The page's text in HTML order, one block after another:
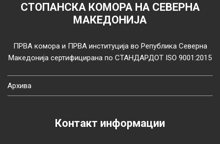
СТОПАНСКА КОМОРА НА СЕВЕРНА
МАКЕДОНИЈА
ПРВА комора и ПРВА институција во Република Северна
Македонија сертифицирана по СТАНДАРДОТ ISO 9001:2015
Архива
Контакт информации